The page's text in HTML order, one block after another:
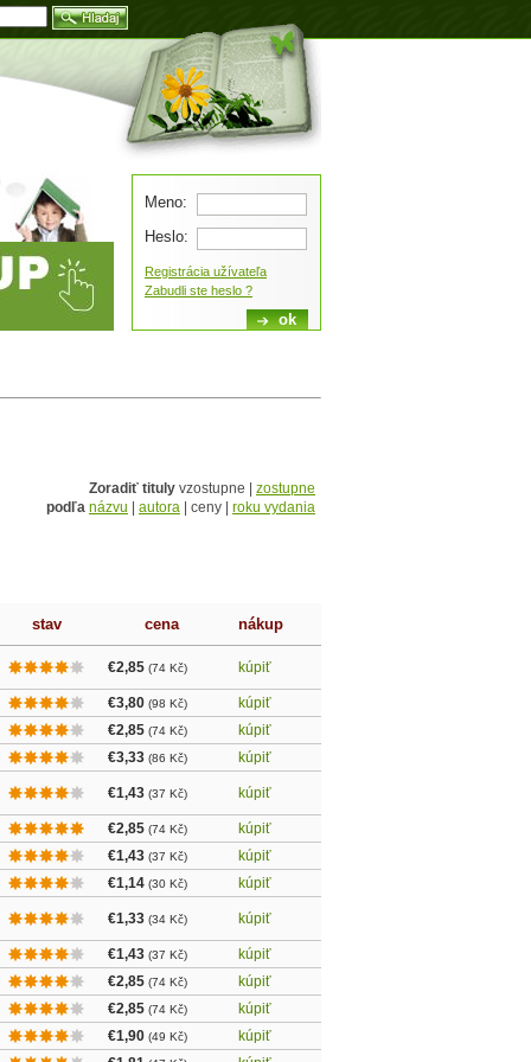
Zoradiť tituly vzostupne | zostupne
podľa názvu autora | ceny | roku vydania
stav cena nákup
€2,85 (74 Kč) kúpiť
€3,80 (98 Kč)
kúpiť
€2,85 (74 Kč)
kúpiť
€3,33 (86 Kč)
kúpiť
€1,43 (37 Kč) kúpiť
€2,85 (74 Kč)
kúpiť
€1,43 (37 Kč)
kúpiť
€1,14 (30 Kč)
kúpiť
€1,33 (34 Kč) kúpiť
€1,43 (37 Kč)
kúpiť
€2,85 (74 Kč)
kúpiť
€2,85 (74 Kč)
kúpiť
€1,90 (49 Kč)
kúpiť
Meno:
Heslo:
Registrácia užívateľa
Zabudli ste heslo ?